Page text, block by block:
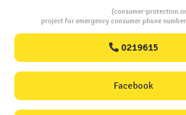
(consumer-
project for emergency consumer phone
0219615
Facebook